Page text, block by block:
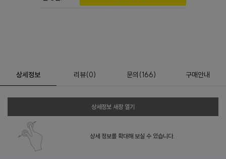
상세정보 리뷰(0) 문의 (166) 구매안내
상세정보 새창 열기
상세 정보를 확대해 보실 수 있습니다.